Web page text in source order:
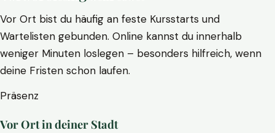
Vor Ort bist du häufig an feste Kursstarts und
Wartelisten gebunden. Online kannst du innerhalb
weniger Minuten loslegen – besonders hilfreich, wenn
deine Fristen schon laufen.
Präsenz
Vor Ort in deiner Stadt